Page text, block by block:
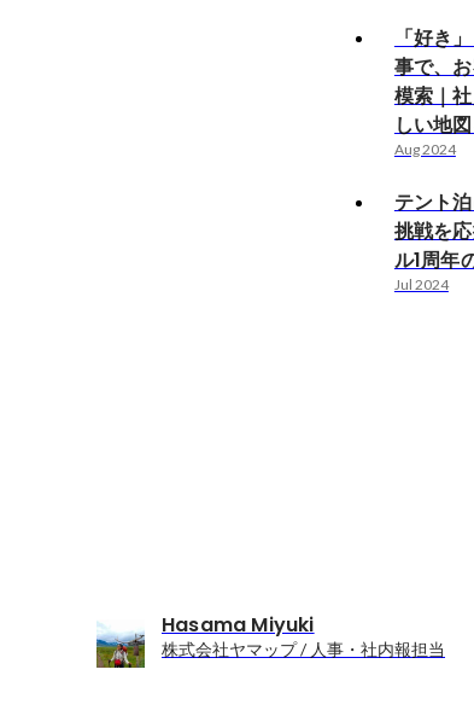
「好き
事で、
模索｜
しい地
Aug 2024
テント
挑戦を
ル1周年
Jul 2024
Hasama Miyuki
株式会社ヤマップ / 人事・社内報担当